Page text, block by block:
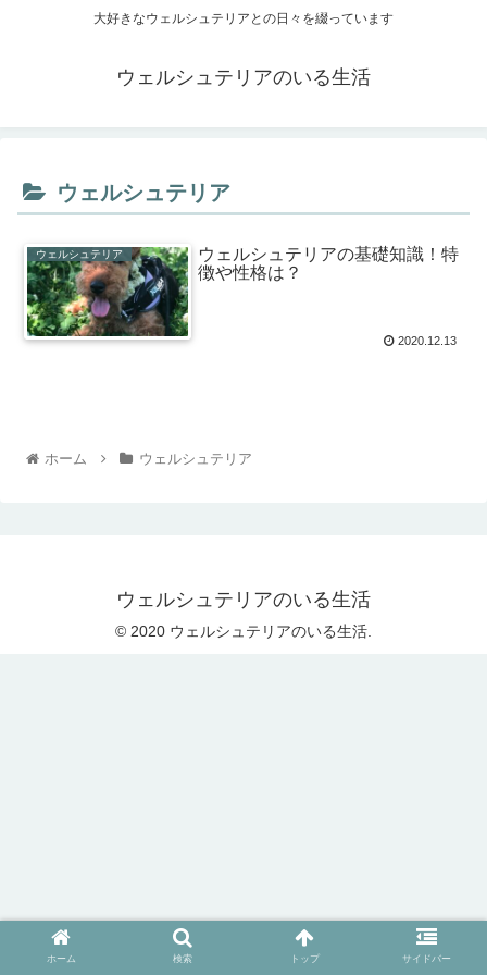
大好きなウェルシュテリアとの日々を綴っています
ウェルシュテリアのいる生活
ウェルシュテリア
ウェルシュテリア
ウェルシュテリアの基礎知識！特
徴や性格は？
2020.12.13
ホーム ウェルシュテリア
ウェルシュテリアのいる生活
© 2020 ウェルシュテリアのいる生活.
ホーム 検索 トップ サイドバー